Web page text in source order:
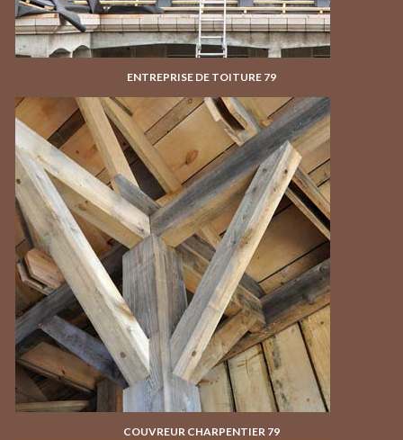
ENTREPRISE DE TOITURE 79
COUVREUR CHARPENTIER 79